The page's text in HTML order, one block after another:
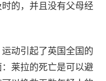
的，并且没有父母经
动引起了英国全国的
莱拉的死亡是可以避